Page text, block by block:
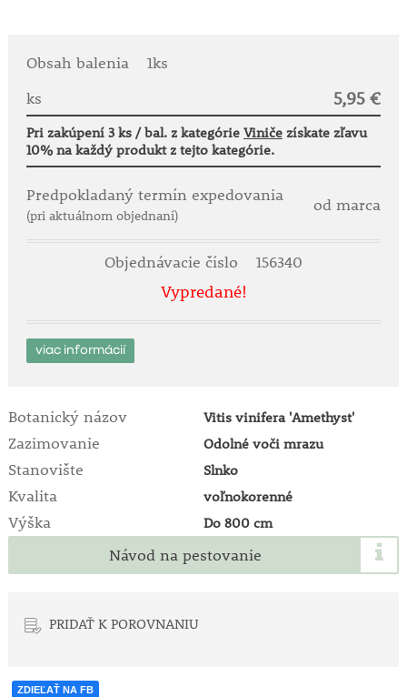
Obsah balenia
1ks
ks
5,95 €
Pri zakúpení 3 ks / bal. z kategórie Viničezískate zľavu
10% na každý produkt z tejto kategórie.
Predpokladaný termín expedovania
(pri aktuálnom objednaní)
od marca
Objednávacie číslo 156340
Vypredané!
viac informácií
Botanický názov Vitis vinifera 'Amethyst'
Zazimovanie Odolné voči mrazu
Stanovište Slnko
Kvalita voľnokorenné
Výška Do 800 cm
Návod na pestovanie
PRIDAŤ K POROVNANIU
ZDIEĽAŤ NA FB